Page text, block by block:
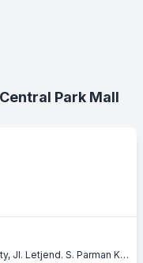
Park Mall
Central Park Mall, Lantai 1, Podomoro City, Jl. Letjend. S. Parman Kav. 28, Slipi, Jakarta Barat, Jakarta